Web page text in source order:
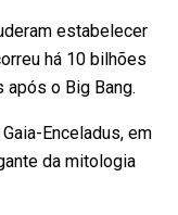
estabelecer
há 10 bilhões
após o Big Bang.
Enceladus, em
da mitologia